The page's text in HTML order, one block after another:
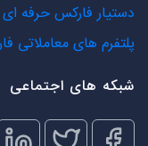
دستیار فارکس حرفه ای
پلتفرم های معاملاتی
شبکه های اجتماعی